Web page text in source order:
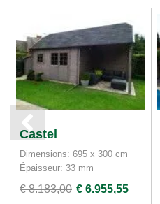
Castel
Dimensions: 695 x 300 cm
Épaisseur: 33 mm
€ 8.183,00 € 6.955,55